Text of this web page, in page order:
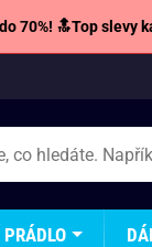
70%! 🔝Top slevy